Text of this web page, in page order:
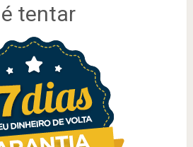
tentar